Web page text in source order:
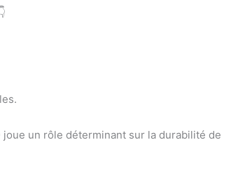
un rôle déterminant sur la durabilité de